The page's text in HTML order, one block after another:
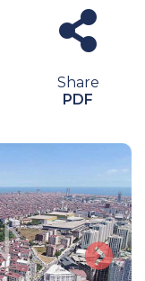
Share
PDF